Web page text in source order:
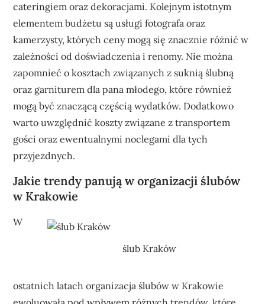
cateringiem oraz dekoracjami. Kolejnym istotnym
elementem budżetu są usługi fotografa oraz
kamerzysty, których ceny mogą się znacznie różnić w
zależności od doświadczenia i renomy. Nie można
zapomnieć o kosztach związanych z suknią ślubną
oraz garniturem dla pana młodego, które również
mogą być znaczącą częścią wydatków. Dodatkowo
warto uwzględnić koszty związane z transportem
gości oraz ewentualnymi noclegami dla tych
przyjezdnych.
Jakie trendy panują w organizacji ślubów
w Krakowie
ślub Kraków
W
ostatnich latach organizacja ślubów w Krakowie